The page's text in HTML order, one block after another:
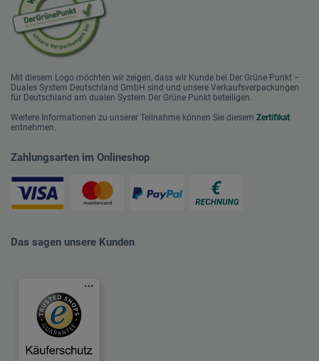
Mit diesem Logo möchten wir zeigen, dass wir Kunde bei Der Grüne Punkt –
Duales System Deutschland GmbH sind und unsere Verkaufsverpackungen
für Deutschland am dualen System Der Grüne Punkt beteiligen.
Weitere Informationen zu unserer Teilnahme können Sie diesem Zertifikat
entnehmen.
Zahlungsarten im Onlineshop
Das sagen unsere Kunden